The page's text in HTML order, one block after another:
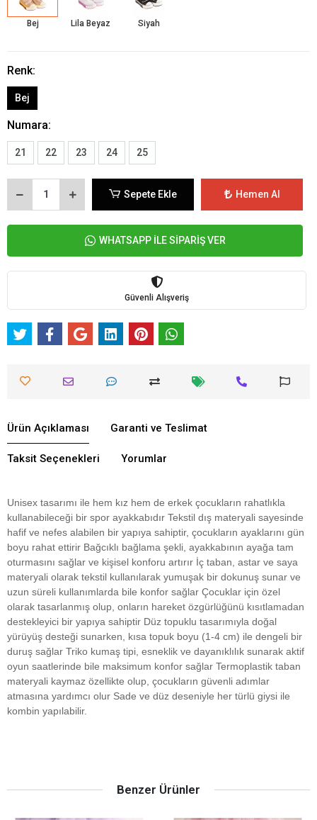
Bej Lila Beyaz Siyah
Renk:
Bej
Numara:
21 22 23 24 25
Sepete Ekle Hemen Al
WHATSAPP İLE SİPARİŞ VER
Güvenli Alışveriş
Ürün Açıklaması Garanti ve Teslimat
Taksit Seçenekleri Yorumlar
Unisex tasarımı ile hem kız hem de erkek çocukların rahatlıkla
kullanabileceği bir spor ayakkabıdır Tekstil dış materyali sayesinde
hafif ve nefes alabilen bir yapıya sahiptir, çocukların ayaklarını gün
boyu rahat ettirir Bağcıklı bağlama şekli, ayakkabının ayağa tam
oturmasını sağlar ve kişisel konforu artırır İç taban, astar ve saya
materyali olarak tekstil kullanılarak yumuşak bir dokunuş sunar ve
uzun süreli kullanımlarda bile konfor sağlar Çocuklar için özel
olarak tasarlanmış olup, onların hareket özgürlüğünü kısıtlamadan
destekleyici bir yapıya sahiptir Düz topuklu tasarımıyla doğal
yürüyüş desteği sunarken, kısa topuk boyu (1-4 cm) ile dengeli bir
duruş sağlar Triko kumaş tipi, esneklik ve dayanıklılık sunarak aktif
oyun saatlerinde bile maksimum konfor sağlar Termoplastik taban
materyali kaymaz özellikte olup, çocukların güvenli adımlar
atmasına yardımcı olur Sade ve düz deseniyle her türlü giysi ile
kombin yapılabilir.
Benzer Ürünler